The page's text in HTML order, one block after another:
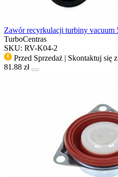
Zawór recyrkulacji turbiny vacuum
TurboCentras
SKU: RV-K04-2
Przed Sprzedaż | Skontaktuj się
81.88 zł